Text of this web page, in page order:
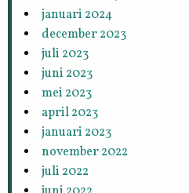
januari 2024
december 2023
juli 2023
juni 2023
mei 2023
april 2023
januari 2023
november 2022
juli 2022